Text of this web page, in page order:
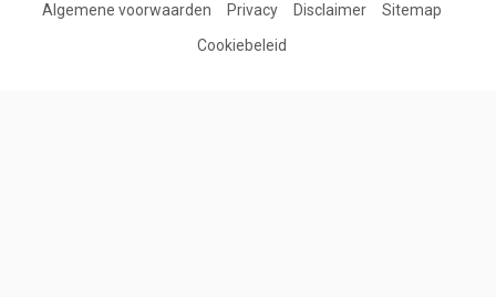
Algemene voorwaarden Privacy Disclaimer
Sitemap
Cookiebeleid